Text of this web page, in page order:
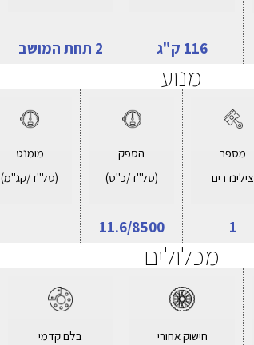
116 ק"ג 2 תחת המושב
מנוע
מספר
צילינדרים
1
הספק
(סל"ד/כ"ס)
11.6/8500
מומנט
(סל"ד/קג"מ)
מכלולים
חישוק אחורי בלם קדמי